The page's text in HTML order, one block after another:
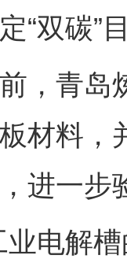
碳”目
青岛炼
材料，
进一步
解槽